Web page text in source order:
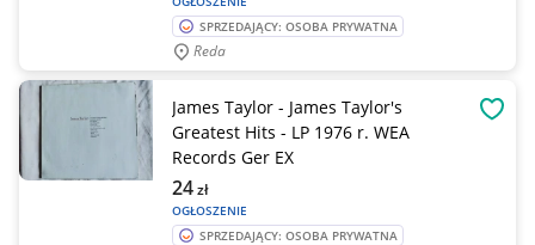
SPRZEDAJĄCY: OSOBA PRYWATNA
Reda
James Taylor - James Taylor's
Greatest Hits - LP 1976 r. WEA
Records Ger EX
OGŁOSZENIE
24zł
SPRZEDAJĄCY: OSOBA PRYWATNA